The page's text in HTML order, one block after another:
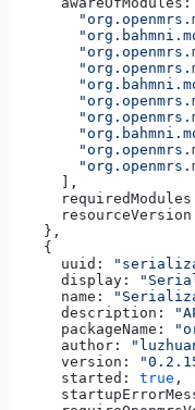
      ],
    },
    {
      uuid:
      display:
      name:
      description:
      packageName:
      author:
      version:
      started:
true ,